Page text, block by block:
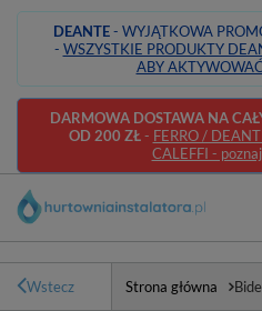
DEANTE- WYJĄTKOWA
- WSZYSTKIE PRODUKTY
ABY
DARMOWA DOSTAWA NA
OD 200 ZŁ- FERRO /
CALEFFI -
Wstecz Strona główna